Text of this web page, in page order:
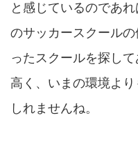
と感じているのであ
のサッカースクール
ったスクールを探し
高く、いまの環境よ
しれませんね。